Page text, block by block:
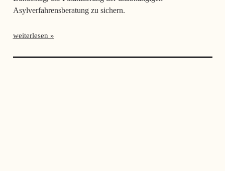
Asylverfahrensberatung zu sichern.
weiterlesen